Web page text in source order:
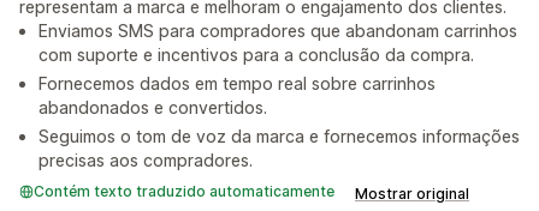
representam a marca e melhoram o engajamento dos clientes.
Enviamos SMS para compradores que abandonam carrinhos
com suporte e incentivos para a conclusão da compra.
Fornecemos dados em tempo real sobre carrinhos
abandonados e convertidos.
Seguimos o tom de voz da marca e fornecemos informações
precisas aos compradores.
Contém texto traduzido automaticamente Mostrar original